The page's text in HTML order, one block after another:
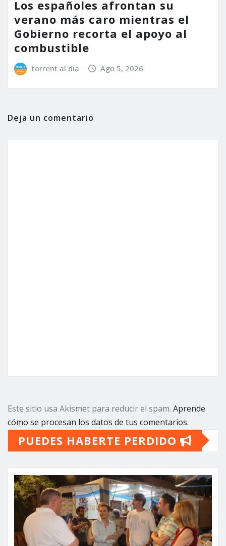
Los españoles afrontan su
verano más caro mientras el
Gobierno recorta el apoyo al
combustible
torrent al dia Ago 5, 2026
Deja un comentario
Este sitio usa Akismet para reducir el spam. Aprende
cómo se procesan los datos de tus comentarios.
PUEDES HABERTE PERDIDO